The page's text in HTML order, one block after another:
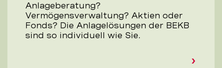
Anlageberatung?
Vermögensverwaltung? Aktien oder
Fonds? Die Anlagelösungen der BEKB
sind so individuell wie Sie.